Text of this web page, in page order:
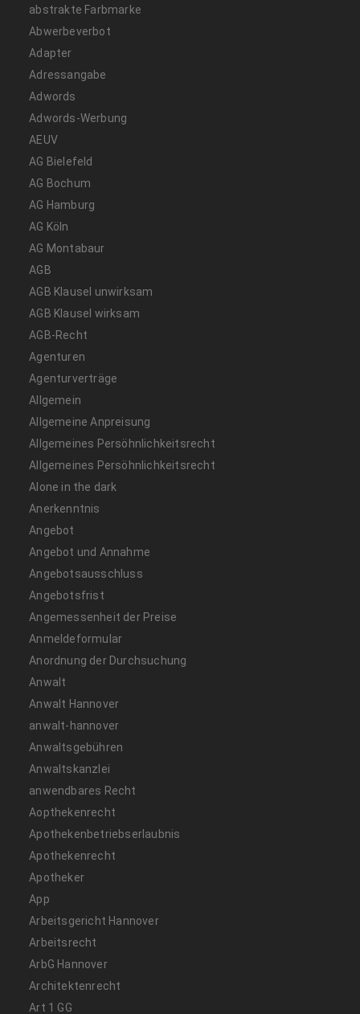
abstrakte Farbmarke
Abwerbeverbot
Adapter
Adressangabe
Adwords
Adwords-Werbung
AEUV
AG Bielefeld
AG Bochum
AG Hamburg
AG Köln
AG Montabaur
AGB
AGB Klausel unwirksam
AGB Klausel wirksam
AGB-Recht
Agenturen
Agenturverträge
Allgemein
Allgemeine Anpreisung
Allgemeines Persöhnlichkeitsrecht
Allgemeines Persöhnlichkeitsrecht
Alone in the dark
Anerkenntnis
Angebot
Angebot und Annahme
Angebotsausschluss
Angebotsfrist
Angemessenheit der Preise
Anmeldeformular
Anordnung der Durchsuchung
Anwalt
Anwalt Hannover
anwalt-hannover
Anwaltsgebühren
Anwaltskanzlei
anwendbares Recht
Aopthekenrecht
Apothekenbetriebserlaubnis
Apothekenrecht
Apotheker
App
Arbeitsgericht Hannover
Arbeitsrecht
ArbG Hannover
Architektenrecht
Art 1 GG